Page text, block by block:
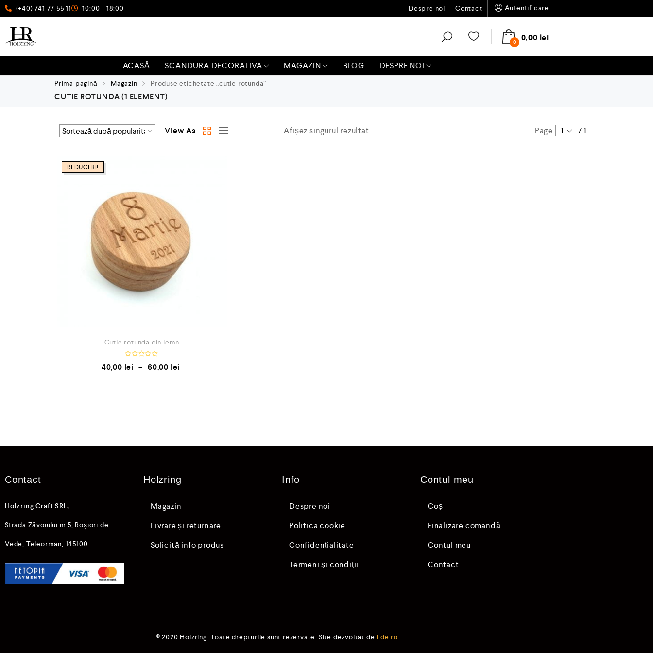
(+40) 741 77 55 11 10:00 - 18:00 Despre noi Contact Autentificare
0 0,00 lei
ACASĂ SCANDURA DECORATIVA MAGAZIN BLOG DESPRE NOI
Prima pagină Magazin Produse etichetate „cutie rotunda”
CUTIE ROTUNDA(1 ELEMENT)
View As Afișez singurul rezultat Page 1 /1
REDUCERI!
Cutie rotunda din lemn
E
v
40,00 lei – 60,00 lei
Contact
Holzring Craft SRL,
Strada Zăvoiului nr.5, Roșiori de
Vede, Teleorman, 145100
Holzring
Magazin
Livrare și returnare
Solicită info produs
Info
Despre noi
Politica cookie
Confidențialitate
Termeni și condiții
Contul meu
Coș
Finalizare comandă
Contul meu
Contact
© 2020 Holzring. Toate drepturile sunt rezervate. Site dezvoltat de Lde.ro